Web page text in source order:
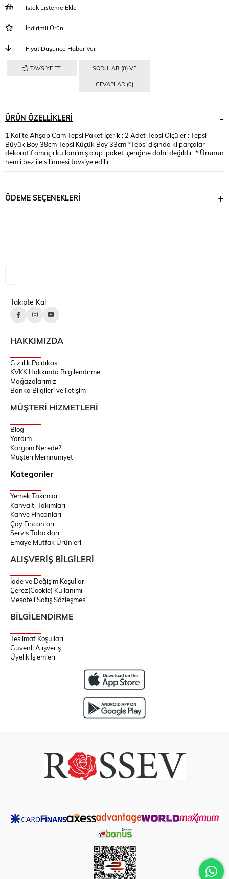
İstek Listeme Ekle
İndirimli Ürün
Fiyat Düşünce Haber Ver
TAVSIYE ET SORULAR (0) VE
CEVAPLAR (0)
ÜRÜN ÖZELLIKLERI
1.Kalite Ahşap Cam Tepsi Paket İçerik : 2 Adet Tepsi Ölçüler : Tepsi
Büyük Boy 38cm Tepsi Küçük Boy 33cm *Tepsi dışında ki parçalar
dekoratif amaçlı kullanılmış olup ,paket içeriğine dahil değildir. * Ürünün
nemli bez ile silinmesi tavsiye edilir.
ÖDEME SEÇENEKLERI
Takipte Kal
HAKKIMIZDA
Gizlilik Politikası
KVKK Hakkında Bilgilendirme
Mağazalarımız
Banka Bilgileri ve İletişim
MÜŞTERİ HİZMETLERİ
Blog
Yardım
Kargom Nerede?
Müşteri Memnuniyeti
Kategoriler
Yemek Takımları
Kahvaltı Takımları
Kahve Fincanları
Çay Fincanları
Servis Tabakları
Emaye Mutfak Ürünleri
ALIŞVERİŞ BİLGİLERİ
İade ve Değişim Koşulları
Çerez(Cookie) Kullanımı
Mesafeli Satış Sözleşmesi
BİLGİLENDİRME
Teslimat Koşulları
Güvenli Alışveriş
Üyelik İşlemleri